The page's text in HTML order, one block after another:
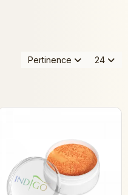
Pertinence 24